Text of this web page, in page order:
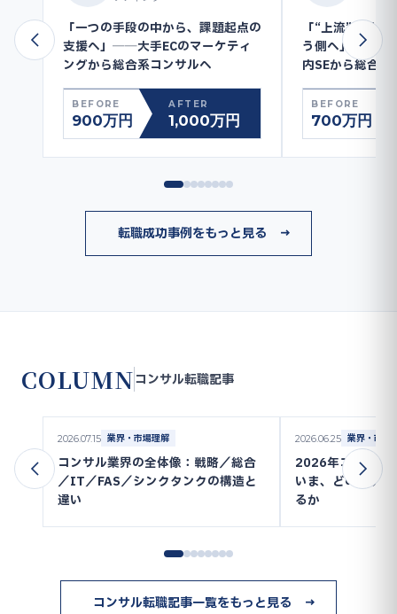
「一つの手段の中から、課題起点の
支援へ」──大手ECのマーケティ
ングから総合系コンサルへ
BEFORE
900万円
AFTER
1,000万円
「“上流”を外
う側へ」──大
内SEから総合系
BEFORE
700万円
転職成功事例をもっと見る →
COLUMNコンサル転職記事
2026.07.15 業界・市場理解
コンサル業界の全体像：戦略／総合
／IT／FAS／シンクタンクの構造と
違い
2026.06.25 業界・市場
2026年コンサル
いま、どのカテ
るか
コンサル転職記事一覧をもっと見る →